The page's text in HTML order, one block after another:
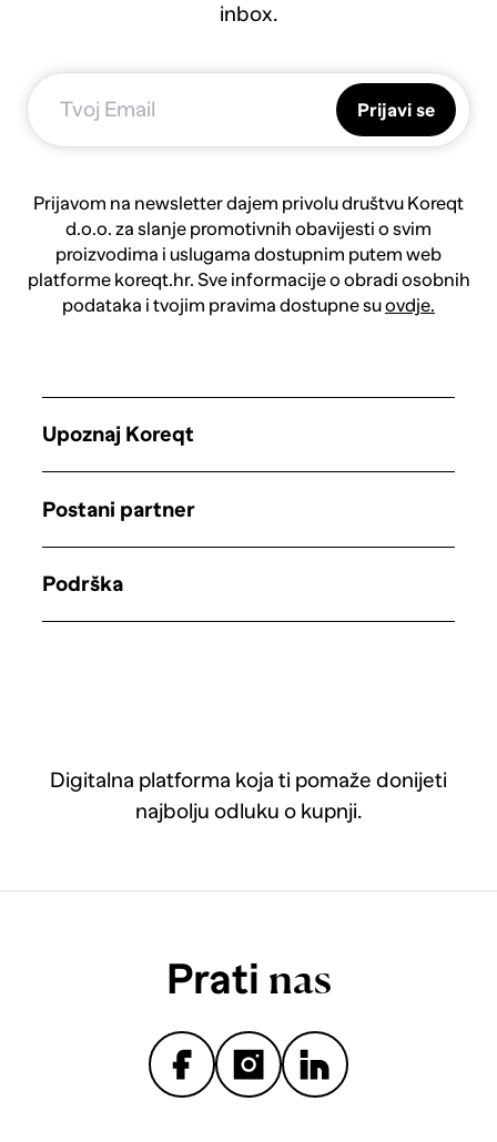
inbox.
Prijavi se
Prijavom na newsletter dajem privolu društvu Koreqt
d.o.o. za slanje promotivnih obavijesti o svim
proizvodima i uslugama dostupnim putem web
platforme koreqt.hr. Sve informacije o obradi osobnih
podataka i tvojim pravima dostupne suovdje.
Digitalna platforma koja ti pomaže donijeti
najbolju odluku o kupnji.
Upoznaj Koreqt
Postani partner
Podrška
Prati nas